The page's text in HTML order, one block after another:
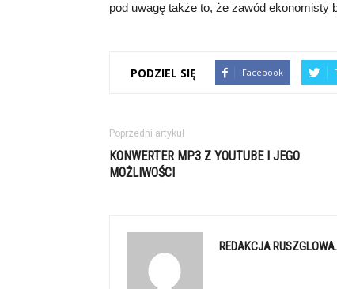
pod uwagę także to, że zawód ekonomisty
PODZIEL SIĘ Facebook
Poprzedni artykuł
KONWERTER MP3 Z YOUTUBE I JEGO
MOŻLIWOŚCI
REDAKCJA